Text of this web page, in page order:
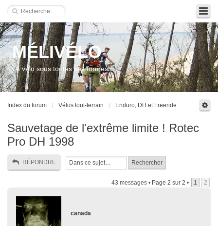
MÉLIVÉLO
Le vélo sous toutes ses formes
Index du forum Vélos tout-terrain Enduro, DH et Freeride
Sauvetage de l'extrême limite ! Rotec
Pro DH 1998
RÉPONDRE
43 messages • Page 2 sur 2 • 1 2
canada